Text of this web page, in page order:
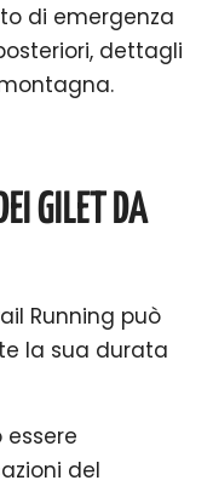
di emergenza
dettagli
GILET DA
Running può
la sua durata
del